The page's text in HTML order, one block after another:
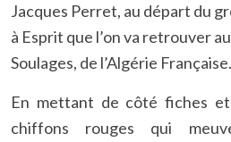
Jacques Perret, au départ du
à Esprit que l’on va retrouver
Soulages, de l’Algérie
En mettant de côté fiches
chiffons rouges qui